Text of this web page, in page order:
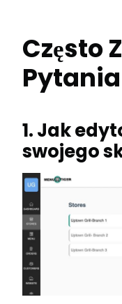
Często
Pytania
1. Jak
swojego